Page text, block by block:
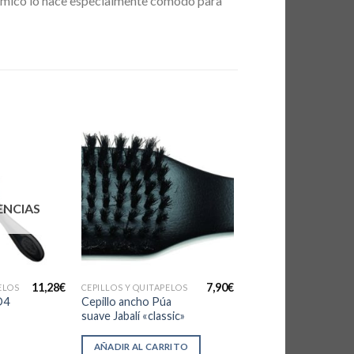
11,28€ CEPILLOS Y QUITAPELOS
Cepillo ancho Púa
suave Jabalí «classic»
7,90€
AÑADIR AL CARRITO